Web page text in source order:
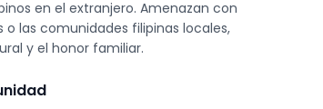
en el extranjero. Amenazan con
las comunidades filipinas locales,
y el honor familiar.